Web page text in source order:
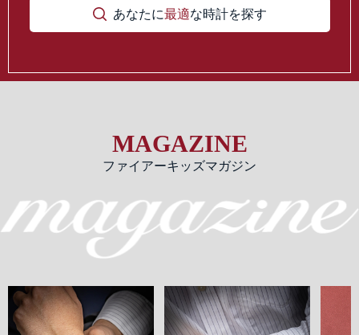
あなたに最適な時計を探す
MAGAZINE
ファイアーキッズマガジン